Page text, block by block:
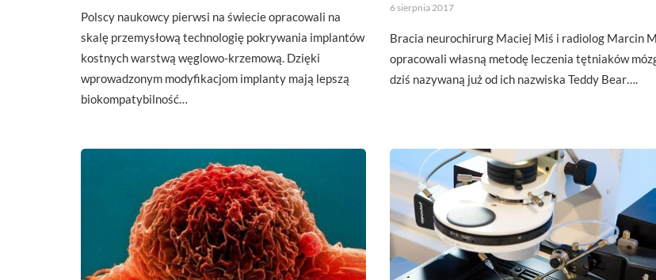
Polscy naukowcy pierwsi na świecie opracowali na
skalę przemysłową technologię pokrywania implantów
kostnych warstwą węglowo-krzemową. Dzięki
wprowadzonym modyfikacjom implanty mają lepszą
biokompatybilność…
6 sierpnia 2017
Bracia neurochirurg Maciej Miś i radiolog Marcin
opracowali własną metodę leczenia tętniaków
dziś nazywaną już od ich nazwiska Teddy Bear….